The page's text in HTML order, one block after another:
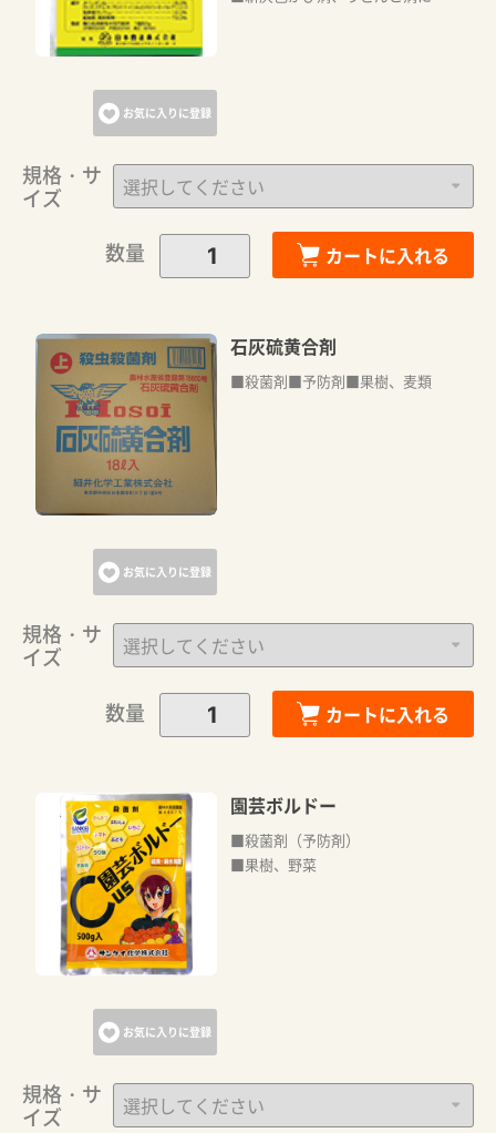
お気に入りに登録
規格・サ
イズ
数量
カートに入れる
お気に入りに登録
石灰硫黄合剤
■殺菌剤■予防剤■果樹、麦類
規格・サ
イズ
数量
カートに入れる
お気に入りに登録
園芸ボルドー
■殺菌剤（予防剤）
■果樹、野菜
規格・サ
イズ